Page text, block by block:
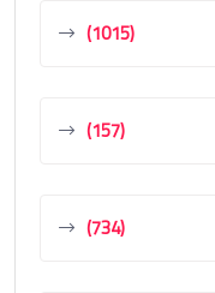
(1015)
(157)
(734)